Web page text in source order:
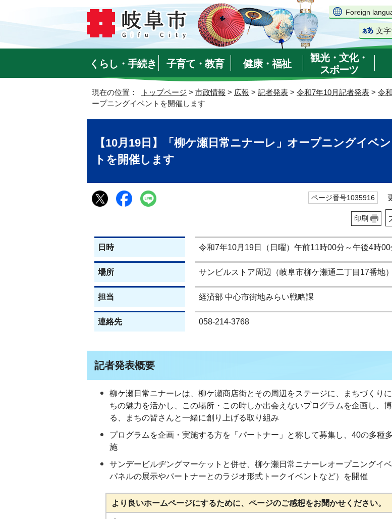
Foreign
文
くらし・手続き 子育て・教育 健康・福祉
観光・文化・
スポーツ
現在の位置： トップページ > 市政情報 > 広報 > 記者発表 > 令和7年10月記者発表 > 令
ープニングイベントを開催します
【10月19日】「柳ケ瀬日常ニナーレ」オープニングイベン
トを開催します
ページ番号1035916 更
印刷
日時 令和7年10月19日（日曜）午前11時00分～午後4時00
場所 サンビルストア周辺（岐阜市柳ケ瀬通二丁目17番地）
担当 経済部 中心市街地みらい戦略課
連絡先 058-214-3768
記者発表概要
柳ケ瀬日常ニナーレは、柳ケ瀬商店街とその周辺をステージに、まちづくり
ちの魅力を活かし、この場所・この時しか出会えないプログラムを企画し、
る、まちの皆さんと一緒に創り上げる取り組み
プログラムを企画・実施する方を「パートナー」と称して募集し、40の多種
施
サンデービルヂングマーケットと併せ、柳ケ瀬日常ニナーレオープニングイ
パネルの展示やパートナーとのラジオ形式トークイベントなど）を開催
より良いホームページにするために、ページのご感想をお聞かせください。